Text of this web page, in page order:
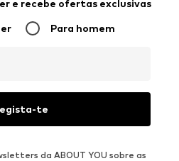
e recebe ofertas exclusivas
Para homem
te
da ABOUT YOU sobre as